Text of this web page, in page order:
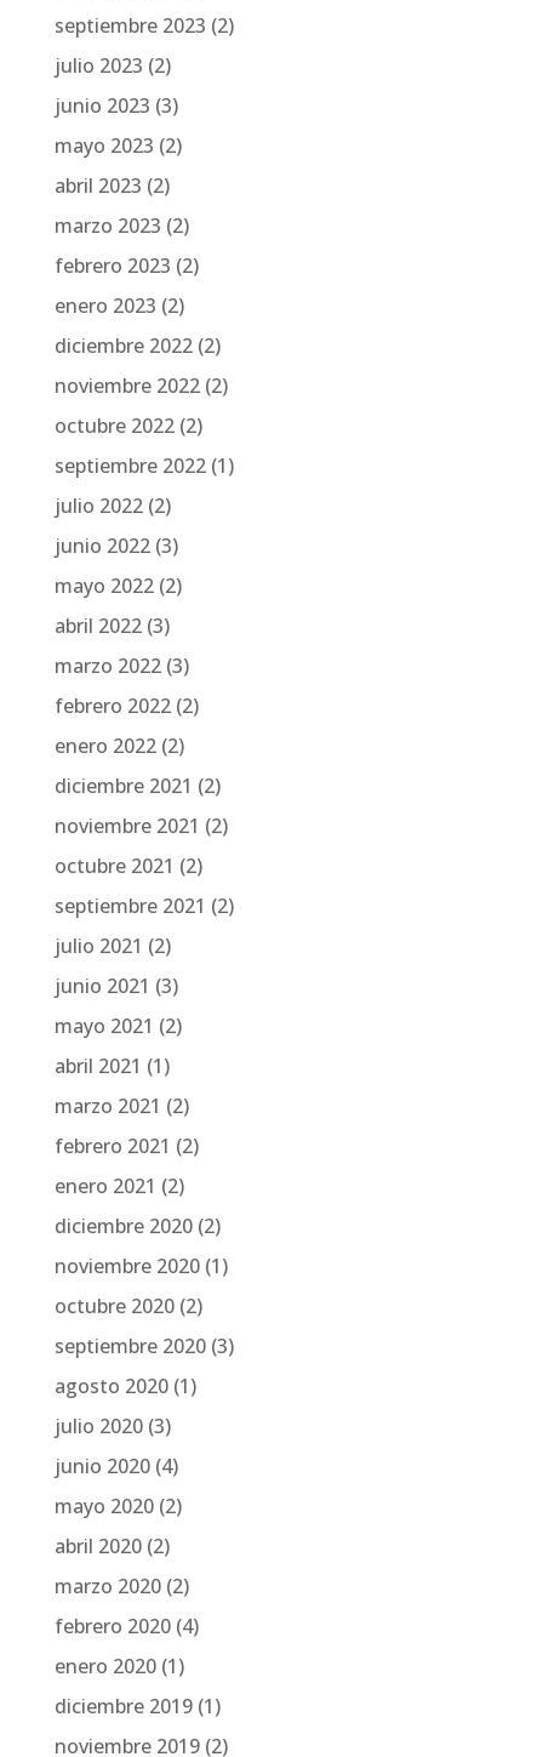
septiembre 2023 (2)
julio 2023 (2)
junio 2023 (3)
mayo 2023 (2)
abril 2023 (2)
marzo 2023 (2)
febrero 2023 (2)
enero 2023 (2)
diciembre 2022(2)
noviembre 2022(2)
octubre 2022(2)
septiembre 2022(1)
julio 2022(2)
junio 2022(3)
mayo 2022(2)
abril 2022(3)
marzo 2022(3)
febrero 2022(2)
enero 2022(2)
diciembre 2021 (2)
noviembre 2021 (2)
octubre 2021 (2)
septiembre 2021 (2)
julio 2021 (2)
junio 2021 (3)
mayo 2021 (2)
abril 2021 (1)
marzo 2021 (2)
febrero 2021 (2)
enero 2021 (2)
diciembre 2020(2)
noviembre 2020(1)
octubre 2020(2)
septiembre 2020(3)
agosto 2020(1)
julio 2020(3)
junio 2020(4)
mayo 2020(2)
abril 2020(2)
marzo 2020(2)
febrero 2020(4)
enero 2020(1)
diciembre 2019(1)
noviembre 2019(2)